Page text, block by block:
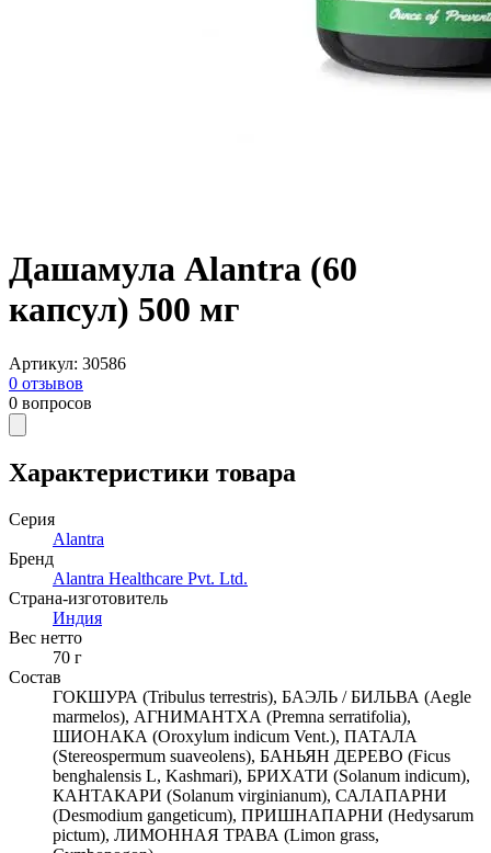
Дашамула Alantra (60
капсул) 500 мг
Артикул: 30586
0 отзывов
0 вопросов
Характеристики товара
Серия
Alantra
Бренд
Alantra Healthcare Pvt. Ltd.
Страна-изготовитель
Индия
Вес нетто
70 г
Состав
ГОКШУРА (Tribulus terrestris), БАЭЛЬ / БИЛЬВА (Aegle
marmelos), АГНИМАНТХА (Premna serratifolia),
ШИОНАКА (Oroxylum indicum Vent.), ПАТАЛА
(Stereospermum suaveolens), БАНЬЯН ДЕРЕВО (Ficus
benghalensis L, Kashmari), БРИХАТИ (Solanum indicum),
КАНТАКАРИ (Solanum virginianum), САЛАПАРНИ
(Desmodium gangeticum), ПРИШНАПАРНИ (Hedysarum
pictum), ЛИМОННАЯ ТРАВА (Limon grass,